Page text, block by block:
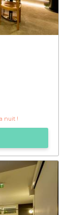
nuit !